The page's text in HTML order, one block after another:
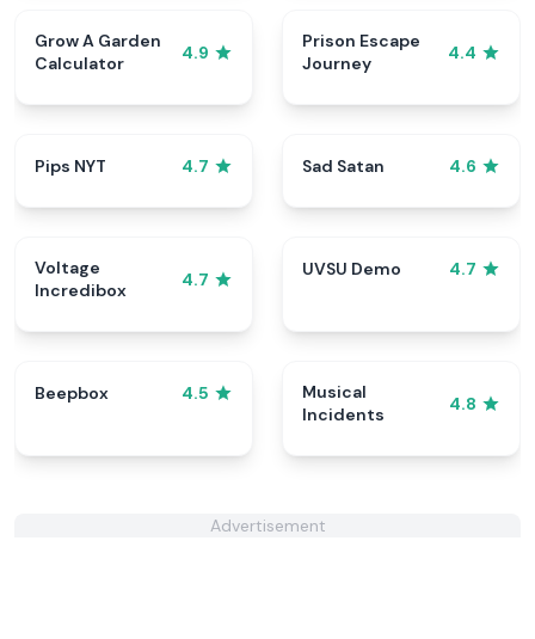
Grow A Garden
Calculator
4.9
Prison Escape
Journey
4.4
Pips NYT 4.7 Sad Satan 4.6
Voltage
Incredibox
4.7
UVSU Demo 4.7
Beepbox 4.5
Musical
Incidents
4.8
Advertisement